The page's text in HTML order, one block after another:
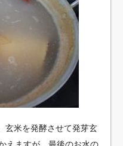
玄米を発酵させて発芽玄